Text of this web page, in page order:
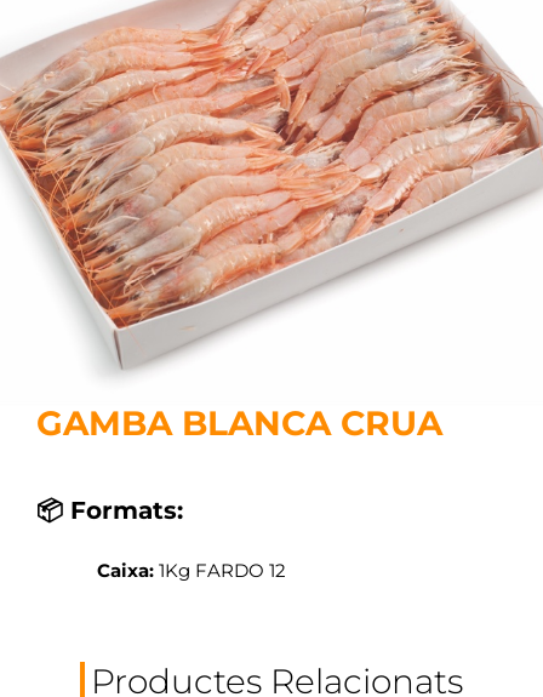
GAMBA BLANCA CRUA
📦 Formats:
Caixa: 1Kg FARDO 12
Productes Relacionats